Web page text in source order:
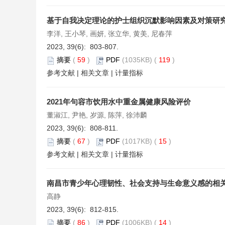
基于自我决定理论的护士组织沉默影响因素及对策研
李洋, 王小琴, 画妍, 张立华, 黄美, 尼春萍
2023, 39(6): 803-807.
摘要 ( 59 ) PDF (1035KB) ( 119 )
参考文献 | 相关文章 | 计量指标
2021年句容市饮用水中重金属健康风险评价
董淑江, 尹艳, 岁源, 陈萍, 徐沛麟
2023, 39(6): 808-811.
摘要 ( 67 ) PDF (1017KB) ( 15 )
参考文献 | 相关文章 | 计量指标
南昌市青少年心理韧性、社会支持与生命意义感的相
高静
2023, 39(6): 812-815.
摘要 ( 86 ) PDF (1006KB) ( 14 )